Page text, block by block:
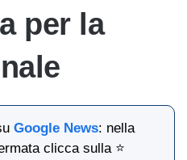
per la
Google News: nella
clicca sulla ⭐